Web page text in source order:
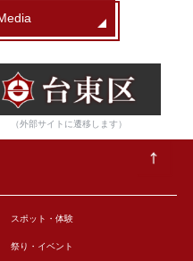
（外部サイトに遷移します）
スポット・体験
祭り・イベント